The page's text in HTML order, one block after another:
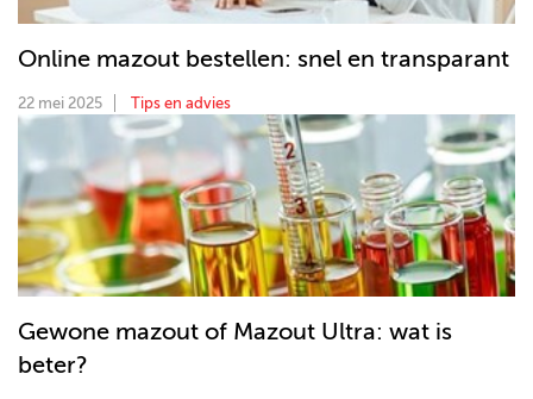
Online mazout bestellen: snel en transparant
22 mei 2025 Tips en advies
Gewone mazout of Mazout Ultra: wat is
beter?